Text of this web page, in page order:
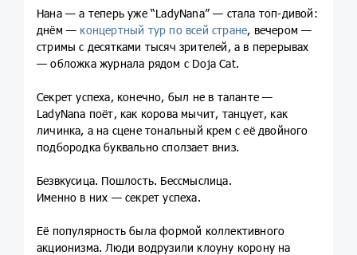
Нана — а теперь уже “LadyNana” — стала топ-дивой:
днём — концертный тур по всей стране, вечером —
стримы с десятками тысяч зрителей, а в перерывах
— обложка журнала рядом с Doja Cat.
Секрет успеха, конечно, был не в таланте —
LadyNana поёт, как корова мычит, танцует, как
личинка, а на сцене тональный крем с её двойного
подбородка буквально сползает вниз.
Безвкусица. Пошлость. Бессмыслица.
Именно в них — секрет успеха.
Её популярность была формой коллективного
акционизма. Люди водрузили клоуну корону на